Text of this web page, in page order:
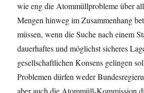
wie eng die Atommüllprobleme über
Mengen hinweg im Zusammenhang
müssen, wenn die Suche nach einem
dauerhaftes und möglichst sicheres
gesellschaftlichen Konsens gelingen
Problemen dürfen weder